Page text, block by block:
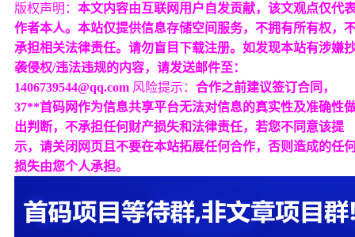
版权声明： 本文内容由互联网用户自发贡献，该文观点仅代
作者本人。本站仅提供信息存储空间服务，不拥有所有权，
承担相关法律责任。请勿盲目下载注册。如发现本站有涉嫌
袭侵权/违法违规的内容，请发送邮件至：
1406739544@qq.com 风险提示： 合作之前建议签订合同，
37**首码网作为信息共享平台无法对信息的真实性及准确性
出判断，不承担任何财产损失和法律责任，若您不同意该提
示，请关闭网页且不要在本站拓展任何合作，否则造成的任
损失由您个人承担。